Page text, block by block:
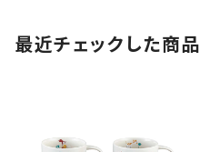
最近チェックした商品